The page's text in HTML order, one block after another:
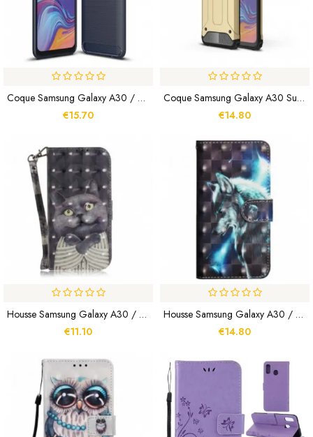
Coque Samsung Galaxy A30 / A20 Fibre Carbone Brossée
€15.70
Coque Samsung Galaxy A30 Survivor
€14.80
Housse Samsung Galaxy A30 / A20 Chat Gris À Lanière
€11.10
Housse Samsung Galaxy A30 / A20 Loup Majestueux
€14.80